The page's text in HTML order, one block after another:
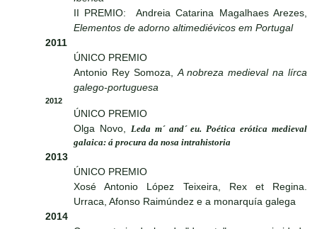
II PREMIO: Andreia Catarina Magalhaes Arezes,
Elementos de adorno altimediévicos em Portugal
2011
ÚNICO PREMIO
Antonio Rey Somoza,A nobreza medieval na lírca
galego-portuguesa
2012
ÚNICO PREMIO
Olga Novo, Leda m´ and´ eu. Poética erótica medieval
galaica: á procura da nosa intrahistoria
2013
ÚNICO PREMIO
Xosé Antonio López Teixeira, Rex et Regina.
Urraca, Afonso Raimúndez e a monarquía galega
2014